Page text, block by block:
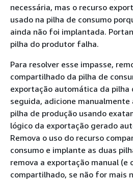
necessária, mas o recurso
usado na pilha de consumo
ainda não foi implantada.
pilha do produtor falha.
Para resolver esse impasse,
compartilhado da pilha de
exportação automática da pilha
seguida, adicione manualmente
pilha de produção usando
lógico da exportação gerado
Remova o uso do recurso
consumo e implante as duas
remova a exportação manual (e
compartilhado, se não for mais